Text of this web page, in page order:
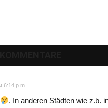
6:14 p.m.
. In anderen Städten wie z.b.